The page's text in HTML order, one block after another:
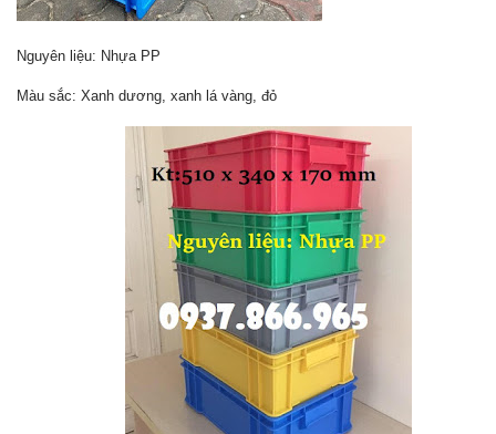
Nguyên liệu: Nhựa PP
Màu sắc: Xanh dương, xanh lá vàng, đỏ